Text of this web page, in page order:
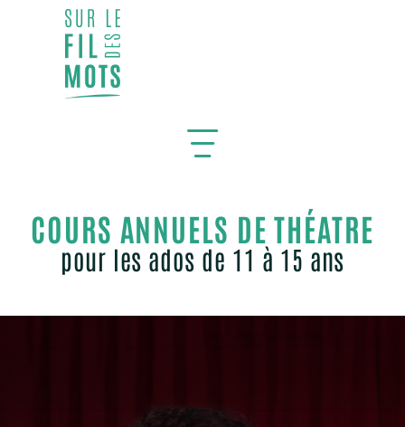
Pourquoi est-il important d’avoir une communication
COURS ANNUELS DE THÉATRE
pour les ados de 11 à 15 ans